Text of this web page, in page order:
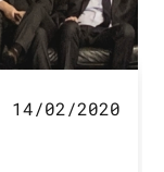
14/02/2020